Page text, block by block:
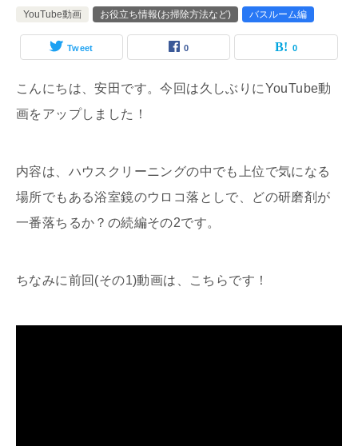
YouTube動画
お役立ち情報(お掃除方法など) バスルーム編
Tweet 0 0
こんにちは、安田です。今回は久しぶりにYouTube動
画をアップしました！
内容は、ハウスクリーニングの中でも上位で気になる
場所でもある浴室鏡のウロコ落としで、どの研磨剤が
一番落ちるか？の続編その2です。
ちなみに前回(その1)動画は、こちらです！